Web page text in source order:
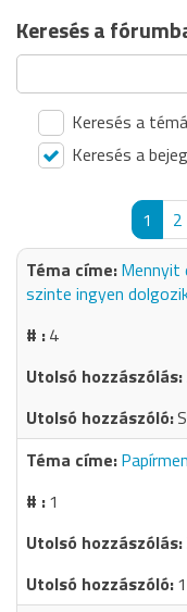
Keresés a
Keresés a
Keresés a
1 2
Mennyit
szinte ingyen
4
1